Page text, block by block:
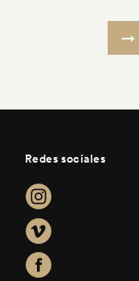
Redes sociales